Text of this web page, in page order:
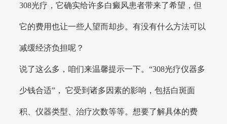
308光疗，它确实给许多白癜风患者带来了希望，但
它的费用也让一些人望而却步。有没有什么方法可以
减缓经济负担呢？
说了这么多，咱们来温馨提示一下。“308光疗仪器多
少钱合适”， 它受到诸多因素的影响，包括白斑面
积、仪器类型、治疗次数等等。想要了解具体的费